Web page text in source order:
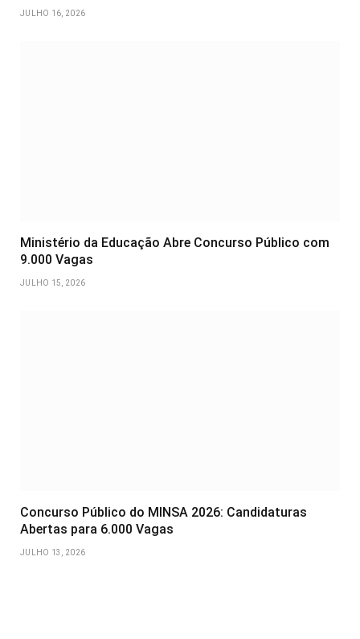
JULHO 16, 2026
Ministério da Educação Abre Concurso Público com
9.000 Vagas
JULHO 15, 2026
Concurso Público do MINSA 2026: Candidaturas
Abertas para 6.000 Vagas
JULHO 13, 2026